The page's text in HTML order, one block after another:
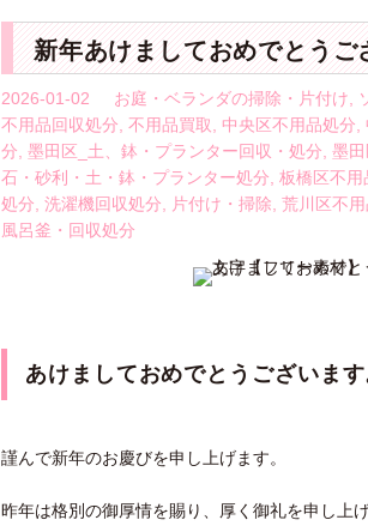
新年あけましておめでとうご
2026-01-02 お庭・ベランダの掃除・片付け
不用品回収処分 不用品買取 中央区不用品処分
分 墨田区_土、鉢・プランター回収・処分 墨
石・砂利・土・鉢・プランター処分 板橋区不用
処分 洗濯機回収処分 片付け・掃除 荒川区不
風呂釜・回収処分
あけましておめでとうございます
謹んで新年のお慶びを申し上げます。
昨年は格別の御厚情を賜り、厚く御礼を申し上げ